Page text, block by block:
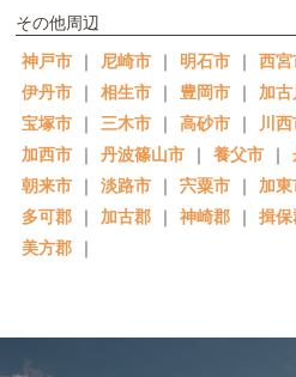
その他周辺
神戸市 ｜ 尼崎市 ｜ 明石市 ｜ 西
伊丹市 ｜ 相生市 ｜ 豊岡市 ｜ 加
宝塚市 ｜ 三木市 ｜ 高砂市 ｜ 川
加西市 ｜ 丹波篠山市 ｜ 養父市 ｜
朝来市 ｜ 淡路市 ｜ 宍粟市 ｜ 加
多可郡 ｜ 加古郡 ｜ 神崎郡 ｜ 揖
美方郡 ｜